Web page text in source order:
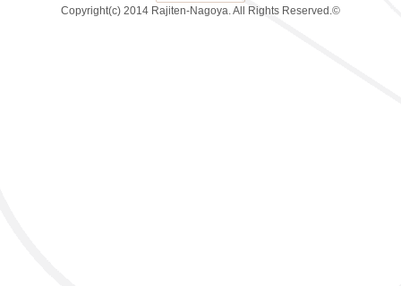
Copyright(c) 2014 Rajiten-Nagoya. All Rights Reserved.©